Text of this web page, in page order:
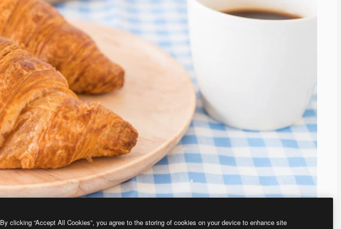
By clicking “Accept All Cookies”, you agree to the storing of cookies on your device to enhance site